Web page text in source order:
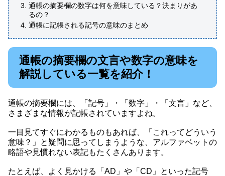
通帳の摘要欄の数字は何を意味している？決まりがあ
るの？
通帳に記帳される記号の意味のまとめ
通帳の摘要欄の文言や数字の意味を
解説している一覧を紹介！
通帳の摘要欄には、「記号」・「数字」・「文言」など、
さまざまな情報が記帳されていますよね。
一目見てすぐにわかるものもあれば、「これってどういう
意味？」と疑問に思ってしまうような、アルファベットの
略語や見慣れない表記もたくさんあります。
たとえば、よく見かける「AD」や「CD」といった記号